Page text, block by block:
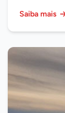
Saiba mais